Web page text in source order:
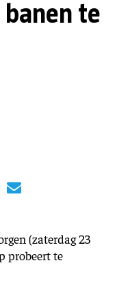
banen te
(zaterdag 23
probeert te